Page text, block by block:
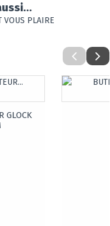
VOUS PLAIRE
GLOCK